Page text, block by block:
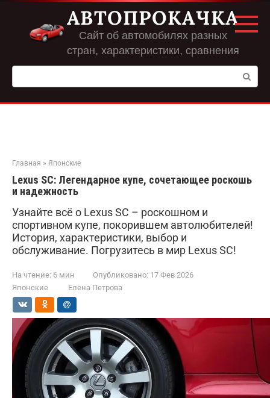
Перейти
контенту
АВТОПРОКАЧКА
Сайт об автомобилях разных
стран, характеристики, сравнения
Поиск:
Главная » Японские
Lexus SC: Легендарное купе, сочетающее роскошь
и надежность
Узнайте всё о Lexus SC – роскошном и
спортивном купе, покорившем автолюбителей!
История, характеристики, выбор и
обслуживание. Погрузитесь в мир Lexus SC!
На чтение: 6 мин Опубликовано: 17 Фев 2026
Японские
Елена Петрова